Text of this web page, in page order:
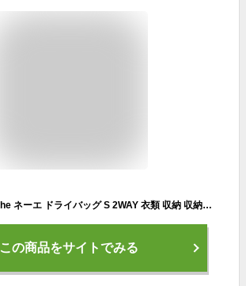
防水バッグ 軽量 nahe ネーエ ドライバッグ S 2WAY 衣類 収納 収納袋 アウトドア スタッフバッグ 4L 旅行 キャンプ 釣り はっ水加工 外ポケット 耐久性 薄い おしゃれ 中国 ジム サウナ ナイロン プール 海水浴 普段使い D環 財布 鍵
この商品をサイトでみる